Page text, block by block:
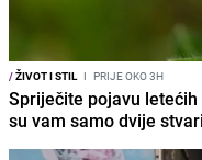
/ŽIVOT I STIL I PRIJE OKO 3H
Spriječite pojavu
su vam samo dvije stvari